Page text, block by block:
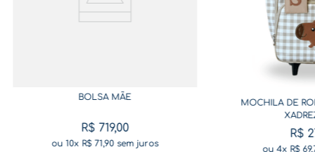
BOLSA MÃE
R$ 719,00
ou10x R$ 71,90sem juros
MOCHILA DE
R$
ou 4x R$ 69,